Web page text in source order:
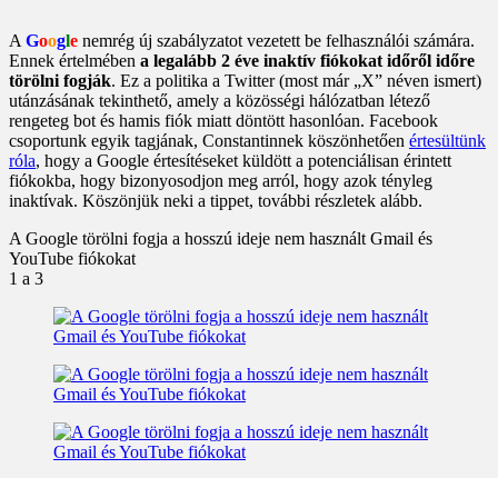
A Google nemrég új szabályzatot vezetett be felhasználói számára.
Ennek értelmében a legalább 2 éve inaktív fiókokat időről időre
törölni fogják. Ez a politika a Twitter (most már „X” néven ismert)
utánzásának tekinthető, amely a közösségi hálózatban létező
rengeteg bot és hamis fiók miatt döntött hasonlóan. Facebook
csoportunk egyik tagjának, Constantinnek köszönhetően értesültünk
róla, hogy a Google értesítéseket küldött a potenciálisan érintett
fiókokba, hogy bizonyosodjon meg arról, hogy azok tényleg
inaktívak. Köszönjük neki a tippet, további részletek alább.
A Google törölni fogja a hosszú ideje nem használt Gmail és
YouTube fiókokat
1 a 3